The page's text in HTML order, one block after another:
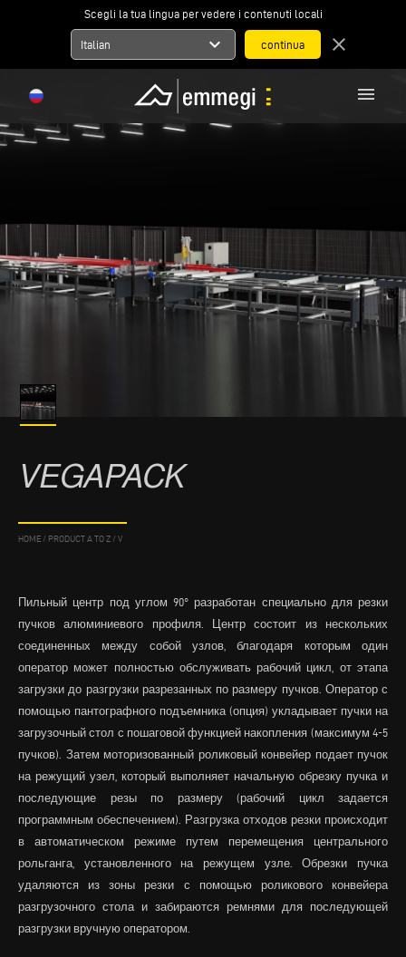
Scegli la tua lingua per vedere i contenuti locali
Italian expand_more close
menu
VEGAPACK
HOME / PRODUCT A TO Z / V
Пильный центр под углом 90° разработан специально для резки
пучков алюминиевого профиля. Центр состоит из нескольких
соединенных между собой узлов, благодаря которым один
оператор может полностью обслуживать рабочий цикл, от этапа
загрузки до разгрузки разрезанных по размеру пучков. Оператор с
помощью пантографного подъемника (опция) укладывает пучки на
загрузочный стол с пошаговой функцией накопления (максимум 4-5
пучков). Затем моторизованный роликовый конвейер подает пучок
на режущий узел, который выполняет начальную обрезку пучка и
последующие резы по размеру (рабочий цикл задается
программным обеспечением). Разгрузка отходов резки происходит
в автоматическом режиме путем перемещения центрального
рольганга, установленного на режущем узле. Обрезки пучка
удаляются из зоны резки с помощью роликового конвейера
разгрузочного стола и забираются ремнями для последующей
разгрузки вручную оператором.